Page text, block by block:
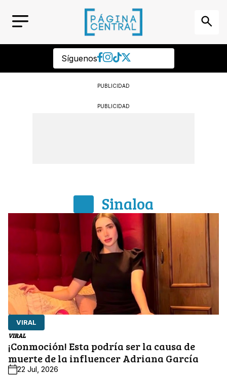
Síguenos
PUBLICIDAD
PUBLICIDAD
Sinaloa
VIRAL
VIRAL
¡Conmoción! Esta podría ser la causa de
muerte de la influencer Adriana García
22 Jul, 2026